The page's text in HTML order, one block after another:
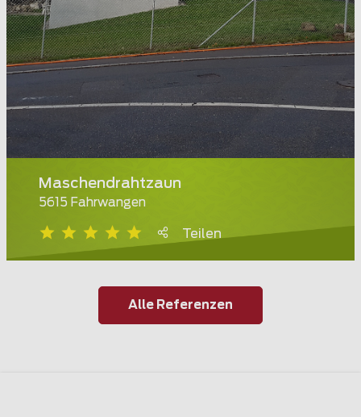
Maschendrahtzaun
5615 Fahrwangen
Teilen
Alle Referenzen